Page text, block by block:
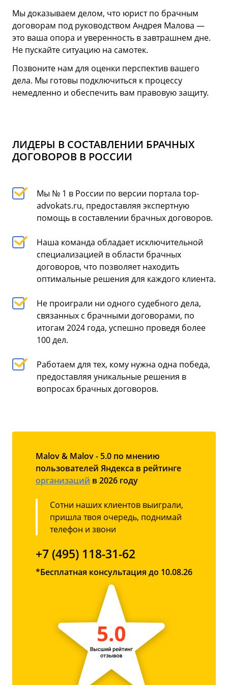
Мы доказываем делом, что юрист по брачным
договорам под руководством Андрея Малова —
это ваша опора и уверенность в завтрашнем дне.
Не пускайте ситуацию на самотек.
Позвоните нам для оценки перспектив вашего
дела. Мы готовы подключиться к процессу
немедленно и обеспечить вам правовую защиту.
ЛИДЕРЫ В СОСТАВЛЕНИИ БРАЧНЫХ
ДОГОВОРОВ В РОССИИ
Мы № 1 в России по версии портала top-
advokats.ru, предоставляя экспертную
помощь в составлении брачных договоров.
Наша команда обладает исключительной
специализацией в области брачных
договоров, что позволяет находить
оптимальные решения для каждого клиента.
Не проиграли ни одного судебного дела,
связанных с брачными договорами, по
итогам 2024 года, успешно проведя более
100 дел.
Работаем для тех, кому нужна одна победа,
предоставляя уникальные решения в
вопросах брачных договоров.
Malov & Malov - 5.0 по мнению
пользователей Яндекса в рейтинге
организаций в 2026 году
Сотни наших клиентов выиграли,
пришла твоя очередь, поднимай
телефон и звони
+7 (495) 118-31-62
*Бесплатная консультация до 10.08.26